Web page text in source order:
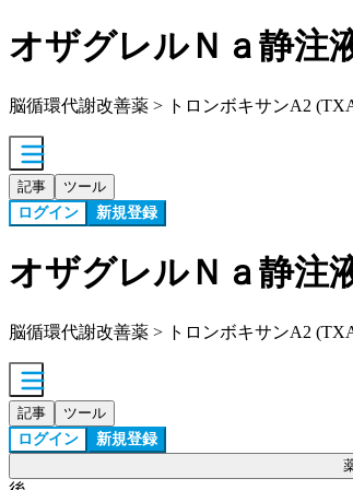
オザグレルＮａ静注
脳循環代謝改善薬 > トロンボキサンA2
記事 ツール
ログイン 新規登録
オザグレルＮａ静注
脳循環代謝改善薬 > トロンボキサンA2
記事 ツール
ログイン 新規登録